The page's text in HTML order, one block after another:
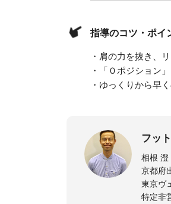
指導のコツ・ポイ
・肩の力を抜き、
・「０ポジション
・ゆっくりから早
フッ
京都府
東京ヴ
特定非